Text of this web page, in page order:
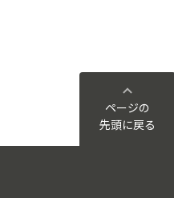
ページの
先頭に戻る